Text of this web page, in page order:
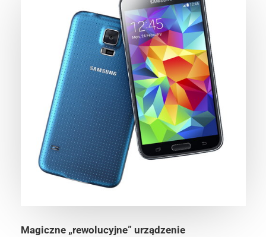
Magiczne „rewolucyjne” urządzenie